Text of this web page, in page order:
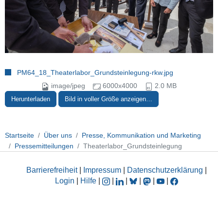
PM64_18_Theaterlabor_Grundsteinlegung-rkw.jpg
image/jpeg
6000x4000 2.0 MB
Herunterladen Bild in voller Größe anzeigen…
Startseite Über uns
Presse, Kommunikation und Marketing
Pressemitteilungen
Theaterlabor_Grundsteinlegung
Barrierefreiheit| Impressum Datenschutzerklärung
Login
Hilfe